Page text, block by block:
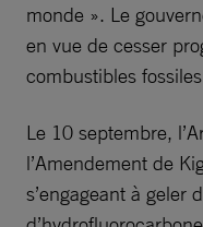
monde ». Le
en vue de cesser
combustibles
Le 10 septembre,
l’Amendement de
s’engageant à geler